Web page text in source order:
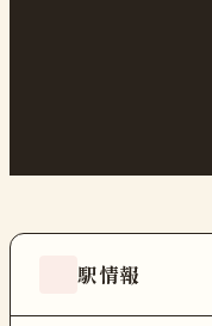
駅情報